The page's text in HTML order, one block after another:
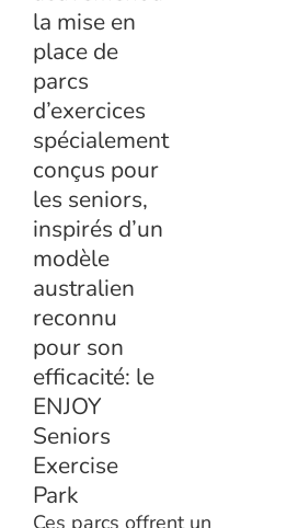
la mise en
place de
parcs
d’exercices
spécialement
conçus pour
les seniors,
inspirés d’un
modèle
australien
reconnu
pour son
efficacité: le
ENJOY
Seniors
Exercise
Park
Ces parcs offrent un